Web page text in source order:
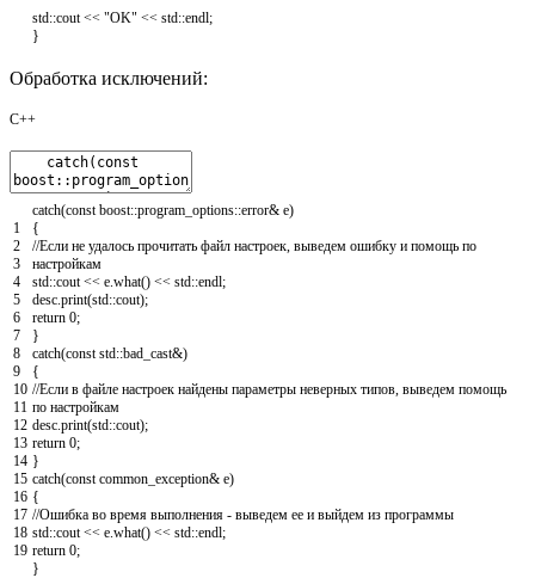
std::cout << "OK" << std::endl;
}
Обработка исключений:
C++
1
2
3
4
5
6
7
8
9
10
11
12
13
14
15
16
17
18
19
catch(const boost::program_options::error& e)
{
//Если не удалось прочитать файл настроек, выведем ошибку и помощь по
настройкам
std::cout << e what() << std::endl;
desc print(std::cout);
return 0;
}
catch(const std::bad_cast&)
{
//Если в файле настроек найдены параметры неверных типов, выведем помощь
по настройкам
desc print(std::cout);
return 0;
}
catch(const common_exception& e)
{
//Ошибка во время выполнения - выведем ее и выйдем из программы
std::cout << e what() << std::endl;
return 0;
}